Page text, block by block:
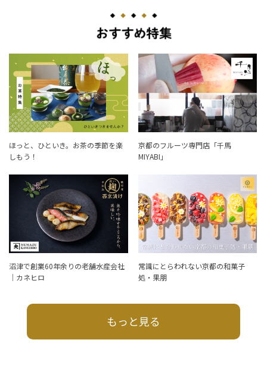
ほっと、ひといき。お茶の季節を楽
しもう！
京都のフルーツ専門店「千馬
MIYABI」
沼津で創業60年余りの老舗水産会社
｜カネヒロ
常識にとらわれない京都の和菓子
処・果朋
もっと見る